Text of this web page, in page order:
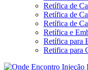
Retífica de
Retífica de
Retífica de
Retífica e
Retífica para
Retifica para